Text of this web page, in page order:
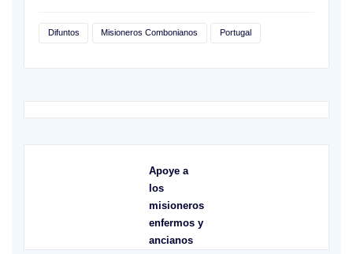
Difuntos Misioneros Combonianos Portugal
Apoye a
los
misioneros
enfermos y
ancianos